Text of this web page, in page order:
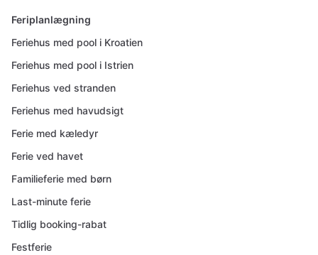
Feriplanlægning
Feriehus med pool i Kroatien
Feriehus med pool i Istrien
Feriehus ved stranden
Feriehus med havudsigt
Ferie med kæledyr
Ferie ved havet
Familieferie med børn
Last-minute ferie
Tidlig booking-rabat
Festferie